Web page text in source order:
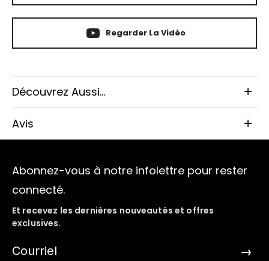
Regarder La Vidéo
Découvrez Aussi...
Avis
Abonnez-vous à notre infolettre pour rester
connecté.
Et recevez les dernières nouveautés et offres
exclusives.
→